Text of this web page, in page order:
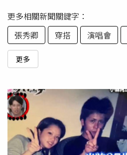
更多相關新聞關鍵字：
張秀卿
穿搭 演唱會
更多